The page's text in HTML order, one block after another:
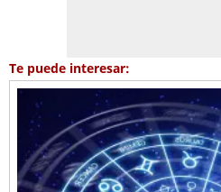
Te puede interesar: